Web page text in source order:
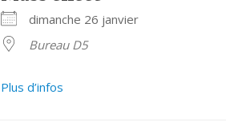
dimanche 26 janvier
Bureau D5
Plus d’infos